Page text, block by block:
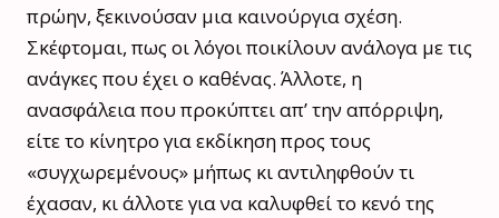
πρώην, ξεκινούσαν μια καινούργια σχέση.
Σκέφτομαι, πως οι λόγοι ποικίλουν ανάλογα με τις
ανάγκες που έχει ο καθένας. Άλλοτε, η
ανασφάλεια που προκύπτει απ’ την απόρριψη,
είτε το κίνητρο για εκδίκηση προς τους
«συγχωρεμένους» μήπως κι αντιληφθούν τι
έχασαν, κι άλλοτε για να καλυφθεί το κενό της